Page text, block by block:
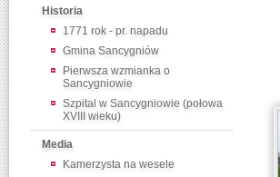
Historia
1771 rok - pr. napadu
Gmina Sancygniów
Pierwsza wzmianka o
Sancygniowie
Szpital w Sancygniowie (połowa
XVIII wieku)
Media
Kamerzysta na wesele